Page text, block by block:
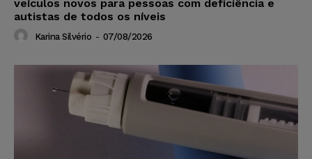
veículos novos para pessoas com deficiência e
autistas de todos os níveis
Karina Silvério - 07/08/2026